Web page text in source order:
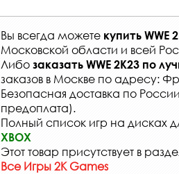
Вы всегда можете купить WWE
Московской области и всей
Либо заказать WWE 2K23 по
заказов в Москве по адресу:
Безопасная доставка по
предоплата).
Полный список игр на дисках
XBOX
Этот товар присутствует в
Все Игры 2K Games